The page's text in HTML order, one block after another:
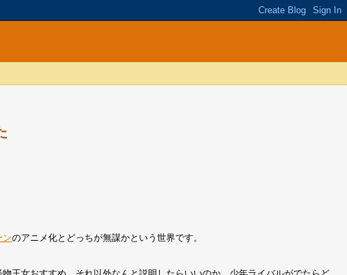
ンのアニメ化とどっちが無謀かという世界です。